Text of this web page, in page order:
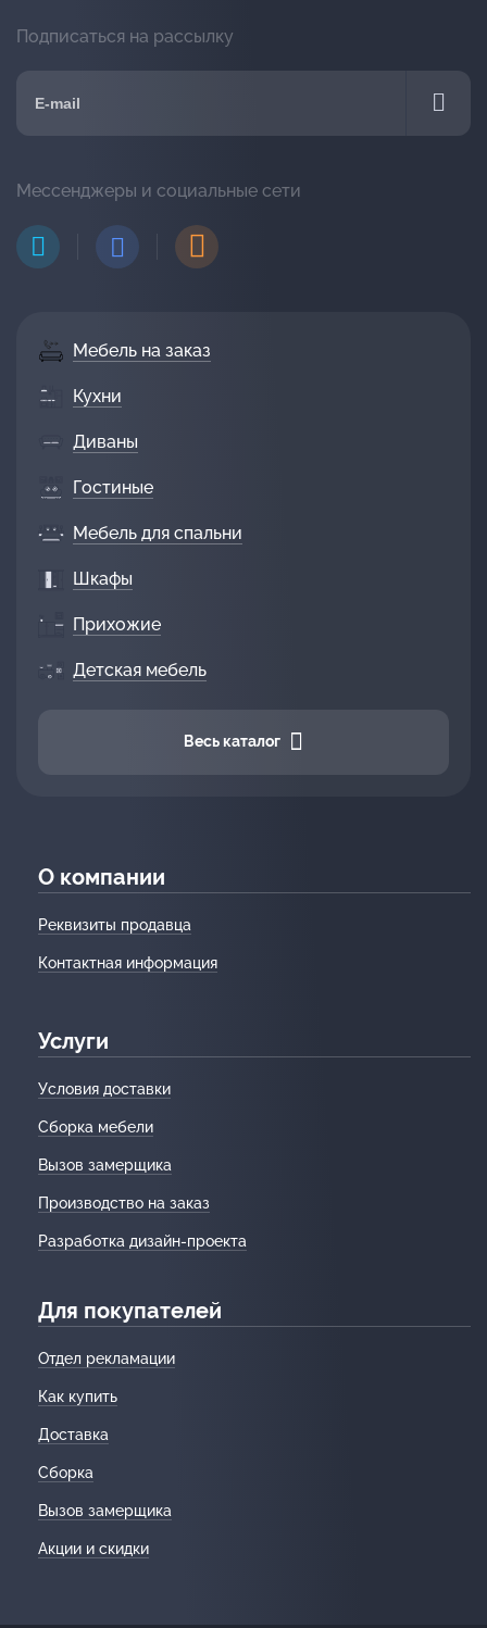
Мебель на заказ
Кухни
Диваны
Гостиные
Мебель для спальни
Шкафы
Прихожие
Детская мебель
Весь каталог
О компании
Реквизиты продавца
Контактная информация
Услуги
Условия доставки
Сборка мебели
Вызов замерщика
Производство на заказ
Разработка дизайн-проекта
Для покупателей
Отдел рекламации
Как купить
Доставка
Сборка
Вызов замерщика
Акции и скидки
Подписаться на рассылку
Мессенджеры и социальные сети